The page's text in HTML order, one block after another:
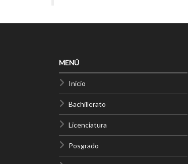
MENÚ
Inicio
Bachillerato
Licenciatura
Posgrado